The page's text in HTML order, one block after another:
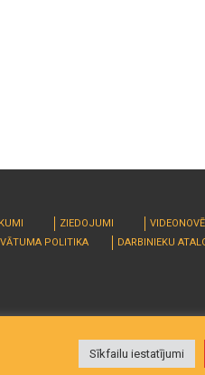
ZIEDOJUMI
POLITIKA
DARBINIEKU
Sīkfailu iestatījumi